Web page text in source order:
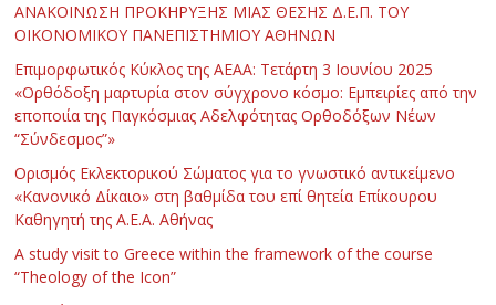
ΑΝΑΚΟΙΝΩΣΗ ΠΡΟΚΗΡΥΞΗΣ ΜΙΑΣ ΘΕΣΗΣ Δ.Ε.Π. ΤΟΥ
ΟΙΚΟΝΟΜΙΚΟΥ ΠΑΝΕΠΙΣΤΗΜΙΟΥ ΑΘΗΝΩΝ
Επιμορφωτικός Κύκλος της ΑΕΑΑ: Τετάρτη 3 Ιουνίου 2025
«Ορθόδοξη μαρτυρία στον σύγχρονο κόσμο: Εμπειρίες από την
εποποιία της Παγκόσμιας Αδελφότητας Ορθοδόξων Νέων
“Σύνδεσμος”»
Ορισμός Εκλεκτορικού Σώματος για το γνωστικό αντικείμενο
«Κανονικό Δίκαιο» στη βαθμίδα του επί θητεία Επίκουρου
Καθηγητή της Α.Ε.Α. Αθήνας
Α study visit to Greece within the framework of the course
“Theology of the Icon”